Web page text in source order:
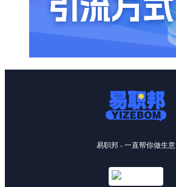
易职邦 - 一直帮你做生意